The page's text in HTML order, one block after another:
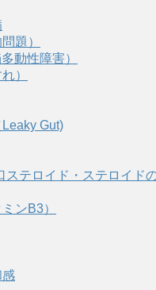
題）
動性障害）
）
Gut)
ステロイド・ステロイド
ンB3）
感